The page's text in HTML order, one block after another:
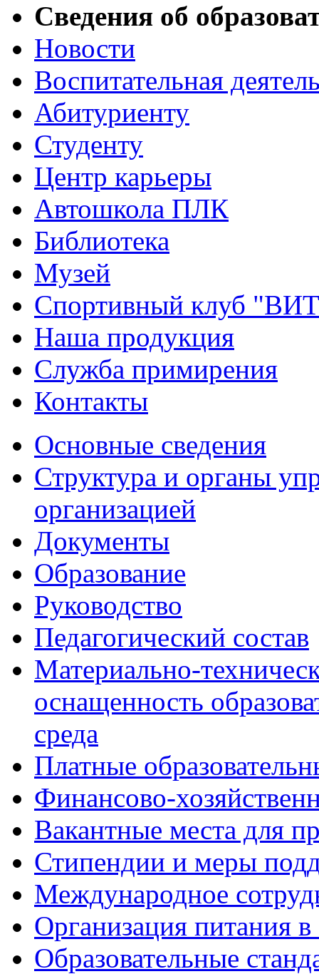
Сведения об
Новости
Воспитательная
Абитуриенту
Студенту
Центр карьеры
Автошкола ПЛК
Библиотека
Музей
Спортивный клуб
Наша продукция
Служба примирения
Контакты
Основные сведения
Структура и органы
организацией
Документы
Образование
Руководство
Педагогический состав
Материально-
оснащенность
среда
Платные
Финансово-
Вакантные места для
Стипендии и меры
Международное
Организация питания в
Образовательные